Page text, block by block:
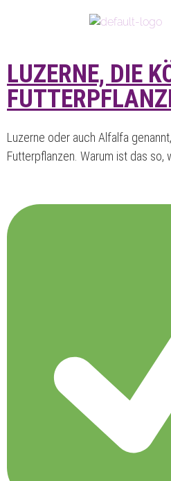
LUZERNE, DIE
Luzerne oder auch Alfalfa
Futterpflanzen. Warum ist das so,